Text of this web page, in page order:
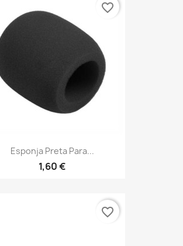
Esponja Preta Para...
1,60 €
favorite_border
favorite_border